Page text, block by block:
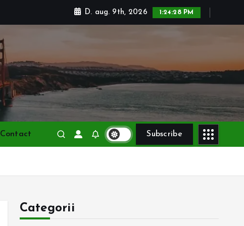
D. aug. 9th, 2026 1:24:29 PM
Contact Subscribe
Categorii